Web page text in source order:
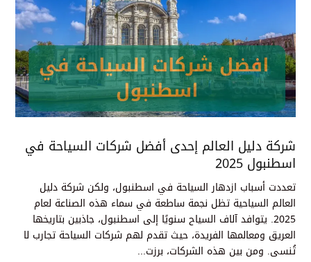
شركة دليل العالم إحدى أفضل شركات السياحة في
اسطنبول 2025
تعددت أسباب ازدهار السياحة في اسطنبول، ولكن شركة دليل
العالم السياحية تظل نجمة ساطعة في سماء هذه الصناعة لعام
2025. يتوافد آلاف السياح سنويًا إلى اسطنبول، جاذبين بتاريخها
العريق ومعالمها الفريدة، حيث تقدم لهم شركات السياحة تجارب لا
تُنسى. ومن بين هذه الشركات، برزت...